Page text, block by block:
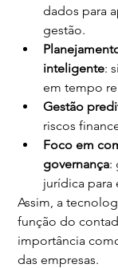
dados para
gestão.
inteligente:
em tempo
Gestão
riscos
Foco em
governança:
jurídica para
Assim, a
função do
importância
das empresas.